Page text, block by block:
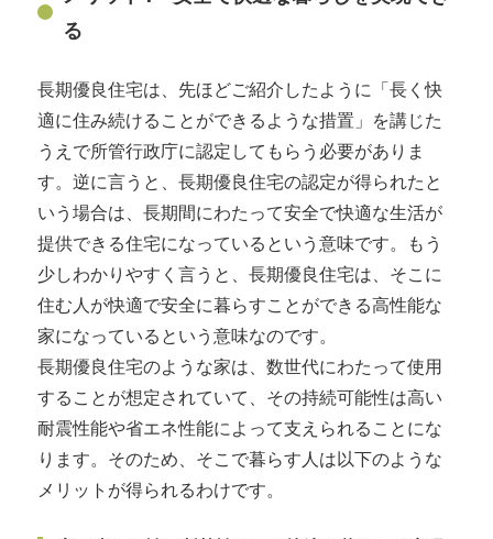
る
長期優良住宅は、先ほどご紹介したように「長く快
適に住み続けることができるような措置」を講じた
うえで所管行政庁に認定してもらう必要がありま
す。逆に言うと、長期優良住宅の認定が得られたと
いう場合は、長期間にわたって安全で快適な生活が
提供できる住宅になっているという意味です。もう
少しわかりやすく言うと、長期優良住宅は、そこに
住む人が快適で安全に暮らすことができる高性能な
家になっているという意味なのです。
長期優良住宅のような家は、数世代にわたって使用
することが想定されていて、その持続可能性は高い
耐震性能や省エネ性能によって支えられることにな
ります。そのため、そこで暮らす人は以下のような
メリットが得られるわけです。